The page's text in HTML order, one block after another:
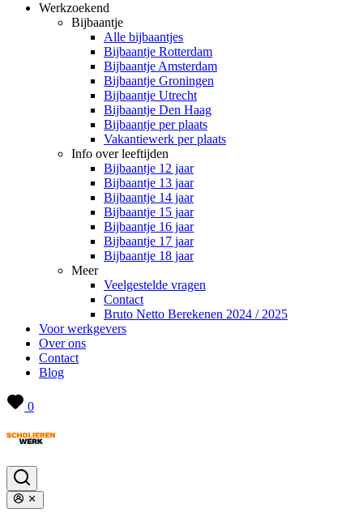
Werkzoekend
Bijbaantje
Alle bijbaantjes
Bijbaantje Rotterdam
Bijbaantje Amsterdam
Bijbaantje Groningen
Bijbaantje Utrecht
Bijbaantje Den Haag
Bijbaantje per plaats
Vakantiewerk per plaats
Info over leeftijden
Bijbaantje 12 jaar
Bijbaantje 13 jaar
Bijbaantje 14 jaar
Bijbaantje 15 jaar
Bijbaantje 16 jaar
Bijbaantje 17 jaar
Bijbaantje 18 jaar
Meer
Veelgestelde vragen
Contact
Bruto Netto Berekenen 2024 / 2025
Voor werkgevers
Over ons
Contact
Blog
0